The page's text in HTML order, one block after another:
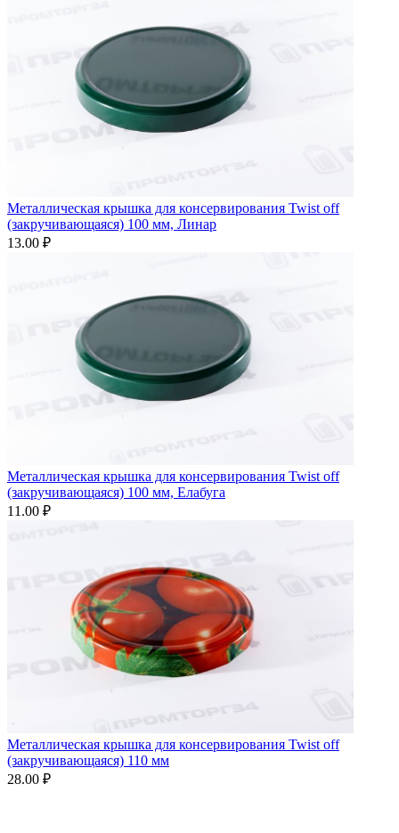
Металлическая крышка для консервирования Twist off
(закручивающаяся) 100 мм, Линар
13.00 ₽
Металлическая крышка для консервирования Twist off
(закручивающаяся) 100 мм, Елабуга
11.00 ₽
Металлическая крышка для консервирования Twist off
(закручивающаяся) 110 мм
28.00 ₽